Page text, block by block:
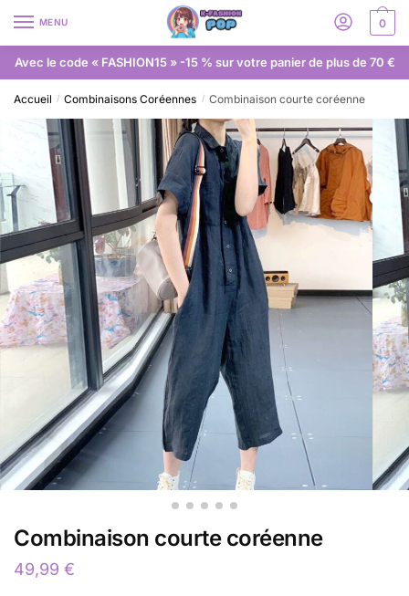
MENU 0
Avec le code « FASHION15 » -15 % sur votre panier de plus de 70 €
Accueil / Combinaisons Coréennes / Combinaison courte coréenne
Combinaison courte coréenne
49,99 €